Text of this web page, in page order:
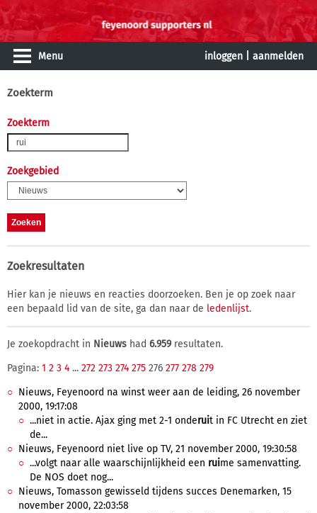
Menu inloggen aanmelden
Zoekterm
Zoekterm
Zoekgebied
Zoekresultaten
Hier kan je nieuws en reacties doorzoeken. Ben je op zoek naar
een bepaald lid van de site, ga dan naar de ledenlijst.
Je zoekopdracht in Nieuws had 6.959resultaten.
Pagina: 1 2 3 4 ... 272 273 274 275 276 277 278 279
Nieuws, Feyenoord na winst weer aan de leiding, 26 november
2000, 19:17:08
...niet in actie. Ajax ging met 2-1 onderuit in FC Utrecht en ziet
de...
Nieuws, Feyenoord niet live op TV, 21 november 2000, 19:30:58
...volgt naar alle waarschijnlijkheid een ruime samenvatting.
De NOS doet nog...
Nieuws, Tomasson gewisseld tijdens succes Denemarken, 15
november 2000, 22:03:58